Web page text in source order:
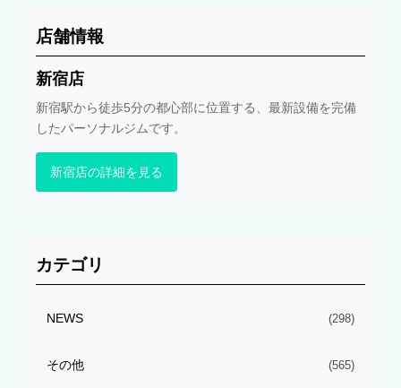
店舗情報
新宿店
新宿駅から徒歩5分の都心部に位置する、最新設備を完備
したパーソナルジムです。
新宿店の詳細を見る
カテゴリ
NEWS (298)
その他 (565)